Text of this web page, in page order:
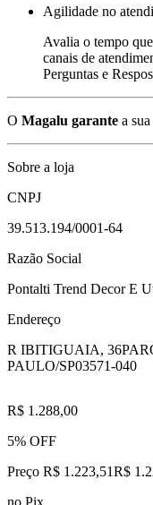
Agilidade no
Avalia o tempo
canais de
Perguntas e
O Magalu garante a
Sobre a loja
CNPJ
39.513.194/0001-64
Razão Social
Pontalti Trend Decor E
Endereço
R IBITIGUAIA, 36
PAULO/SP03571-040
R$ 1.288,00
5% OFF
Preço R$ 1.223,51R$
no Pix